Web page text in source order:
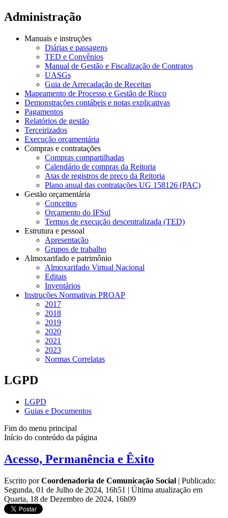
Administração
Manuais e instruções
Diárias e passagens
TED e Convênios
Manual de Gestão e Fiscalização de Contratos
UASGs
Guia de Arrecadação de Receitas
Mapeamento de Processo e Gestão de Risco
Demonstrações contábeis e notas explicativas
Pagamentos
Relatórios de gestão
Terceirizados
Execução orçamentária
Compras e contratações
Compras compartilhadas
Calendário de compras da Reitoria
Atas de registros de preço da Reitoria
Plano anual das contratações UG 158126 (PAC)
Gestão orçamentária
Conceitos
Orçamento do IFSul
Termos de execução descentralizada (TED)
Estrutura e pessoal
Apresentação
Grupos de trabalho
Almoxarifado e patrimônio
Almoxarifado Virtual Nacional
Editais
Inventários
Instruções Normativas PROAP
2017
2018
2019
2020
2021
2023
Normas Correlatas
LGPD
LGPD
Guias e Documentos
Fim do menu principal
Início do conteúdo da página
Acesso, Permanência e Êxito
Escrito porCoordenadoria de Comunicação Social | Publicado:
Segunda, 01 de Julho de 2024, 16h51 | Última atualização em
Quarta, 18 de Dezembro de 2024, 16h09